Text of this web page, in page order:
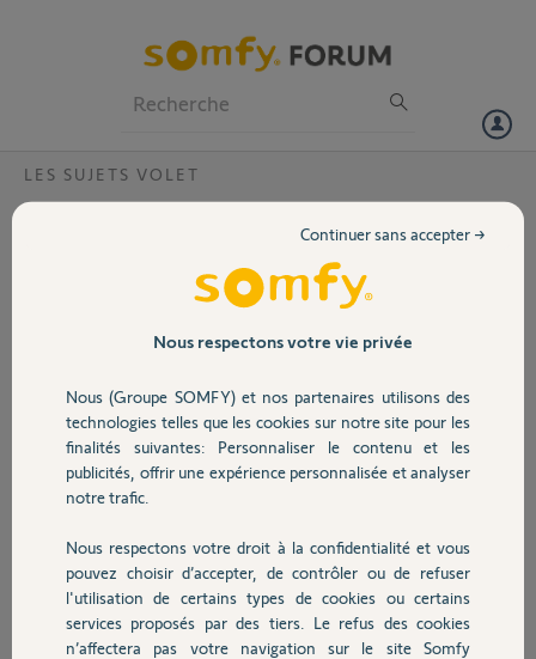
Volet
Sécurité
Domotique
Chauffage
Autres produits
LES SUJETS VOLET
Quel micro-module pour volets roulants?
Bonjour, je souhaite équiper mes volets de micro-module de
commande compatibles avec Tahoma. Par contre je vois plusieurs
références existantes: Izymo 1822660, Somfy 1811244 et Somfy
2401162. Pouvez vous m'indiquez quelle référence est la plus
adaptée, sachant que j'ai 7 volets et 3 BSO à équiper. Merci à vous
Fabrice G.
il y a environ 7 ans
Participer au fil de discussion
Réponses
Bonjour
Nous respectons votre vie privée
Nous (Groupe SOMFY) et nos partenaires utilisons des
technologies telles que les cookies sur notre site pour les
finalités suivantes: Personnaliser le contenu et les
publicités, offrir une expérience personnalisée et analyser
notre trafic.
Nous respectons votre droit à la confidentialité et vous
pouvez choisir d’accepter, de contrôler ou de refuser
l'utilisation de certains types de cookies ou certains
services proposés par des tiers. Le refus des cookies
n’affectera pas votre navigation sur le site Somfy
Continuer sans accepter →